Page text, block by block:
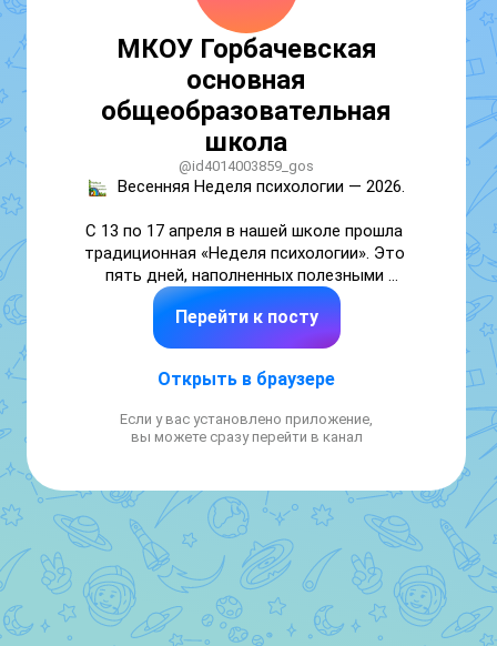
МКОУ Горбачевская
основная
общеобразовательная
школа
@id4014003859_gos
Весенняя Неделя психологии — 2026.
С 13 по 17 апреля в нашей школе прошла
традиционная «Неделя психологии». Это
пять дней, наполненных полезными
эмоциями, открытиями и живым общением!
Мы не просто говорили о важном — мы
учились понимать себя и друг друга на
ключевых направления.
Как справиться с бурей чувств и понять,
«В городе Эмоций» — ребята придумывали
свои правила для разных настроений.
«Термометр чувств» — учились определять
степень эмоций и называть их.
Общение без проблем
Секрет хороших отношений прост, когда
знаешь, как слушать и поддерживать. С
Перейти к посту
Открыть в браузере
Если у вас установлено приложение,
вы можете сразу перейти в канал